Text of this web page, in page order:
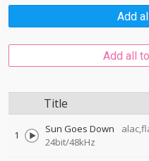
Add
Add all
Title
1 Sun Goes Down
24bit/48kHz